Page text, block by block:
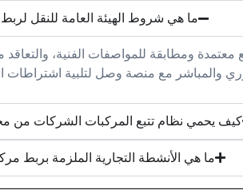
ما هي شروط الهيئة العامة للنقل
معتمدة ومطابقة للمواصفات الفنية،
والمباشر مع منصة وصل لتلبية اشتراطات
كيف يحمي نظام تتبع المركبات الشركات من
ما هي الأنشطة التجارية الملزمة بربط